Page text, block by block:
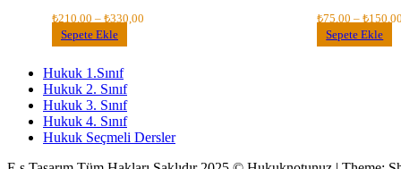
₺210,00 – ₺330,00
Sepete Ekle
ürünün
fazla
varyasyonu
var.
Seçenekler
ürün
sayfasından
₺75,00 –₺150,00
Sepete Ekle
Hukuk 1.Sınıf
Hukuk 2. Sınıf
Hukuk 3. Sınıf
Hukuk 4. Sınıf
Hukuk Seçmeli Dersler